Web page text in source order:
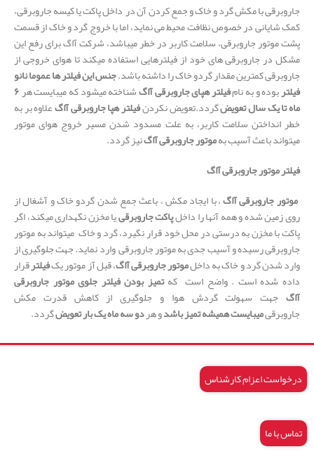
جاروبرقی با مکش گرد و خاک و جمع کردن آن در داخل پاکت یا کیسه جاروبرقی،
کمک شایانی در خصوص نظافت محیط می نماید، اما با خروج گرد و خاک از قسمت
پشت موتور جاروبرقی، سلامت کاربر در خطر میباشد، شرکت آاگ برای رفع این
مشکل در جاروبرقی های خود از فیلترهایی استفاده میکند تا هوای خروجی از
جاروبرقی کمترین مقدار گردو خاک را داشته باشد.جنس این فیلتر ها عموما نانو
فیلتربوده و به نامفیلتر هپای جاروبرقی آاگشناخته میشود که میبایست هر۶
ماه تا یک سال تعویضگردد.تعویض نکردنفیلتر هپا جاروبرقی آاگعلاوه بر به
خطر انداختن سلامت کاربر، به علت مسدود شدن مسیر خروج هوای موتور
میتواند باعث آسیب بهموتور جاروبرقی آاگنیز گردد.
فیلتر موتور جاروبرقی آاگ
موتور جاروبرقی آاگ، با ایجاد مکش ، باعث جمع شدن گردو خاک و آشغال از
روی زمین شده و همه آنها را داخلپاکت جاروبرقییا مخزن نگهداری میکند، اگر
پاکت با مخزن به درستی در محل خود قرار نگیرد، گرد و خاک میتواند به موتور
جاروبرقی رسیده و آسیب جدی به موتور جاروبرقی وارد نماید. جهت جلوگیری از
وارد شدن گرد و خاک به داخلموتور جاروبرقی آاگ، قبل آز موتور یکفیلترقرار
داده شده است . واضح است کهتمیز بودن فیلتر جلوی موتور جاروبرقی
آاگ جهت سهولت گردش هوا و جلوگیری از کاهش قدرت مکش
جاروبرقیمیبایست همیشه تمیز باشدو هردو سه ماه یک بار تعویضگردد.
درخواست اعزام کارشناس
تماس با ما